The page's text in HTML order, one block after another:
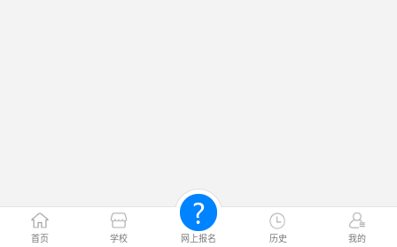
首页 学校 网上报名 历史 我的